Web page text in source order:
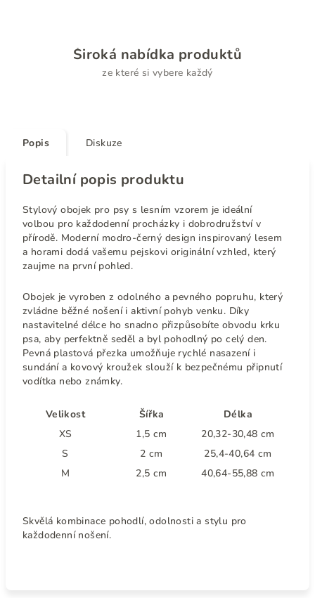
Široká nabídka produktů
ze které si vybere každý
Popis Diskuze
Detailní popis produktu
Stylový obojek pro psy s lesním vzorem je ideální
volbou pro každodenní procházky i dobrodružství v
přírodě. Moderní modro-černý design inspirovaný lesem
a horami dodá vašemu pejskovi originální vzhled, který
zaujme na první pohled.
Obojek je vyroben z odolného a pevného popruhu, který
zvládne běžné nošení i aktivní pohyb venku. Díky
nastavitelné délce ho snadno přizpůsobíte obvodu krku
psa, aby perfektně seděl a byl pohodlný po celý den.
Pevná plastová přezka umožňuje rychlé nasazení i
sundání a kovový kroužek slouží k bezpečnému připnutí
vodítka nebo známky.
Velikost Šířka
Délka
XS
1,5 cm
20,32-30,48 cm
S
2 cm
25,4-40,64 cm
M
2,5 cm 40,64-55,88 cm
Skvělá kombinace pohodlí, odolnosti a stylu pro
každodenní nošení.